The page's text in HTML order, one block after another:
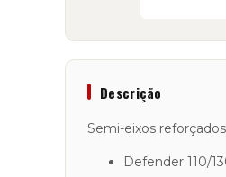
Descrição
Semi-eixos
Defender 110/